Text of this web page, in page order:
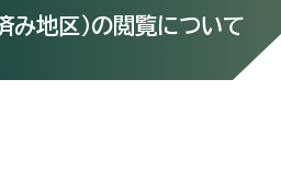
み地区）の閲覧について